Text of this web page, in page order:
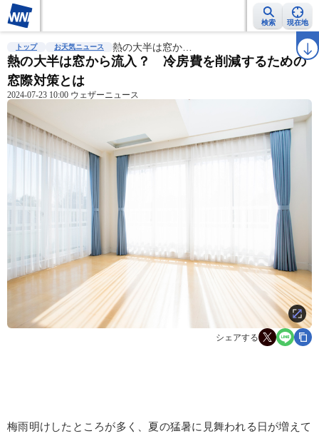
検索 現在地
雨雲レーダー 台風情報 地震情報 ラ
トップ お天気ニュース 熱の大半は窓か…
熱の大半は窓から流入？ 冷房費を削減するための
窓際対策とは
2024-07-23 10:00 ウェザーニュース
シェアする
梅雨明けしたところが多く、夏の猛暑に見舞われる日が増えて